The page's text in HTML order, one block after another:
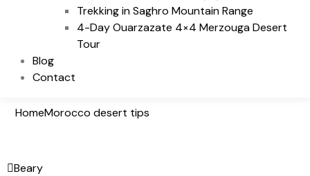
Trekking in Saghro Mountain Range
4-Day Ouarzazate 4×4 Merzouga Desert
Tour
Blog
Contact
HomeMorocco desert tips
Beary